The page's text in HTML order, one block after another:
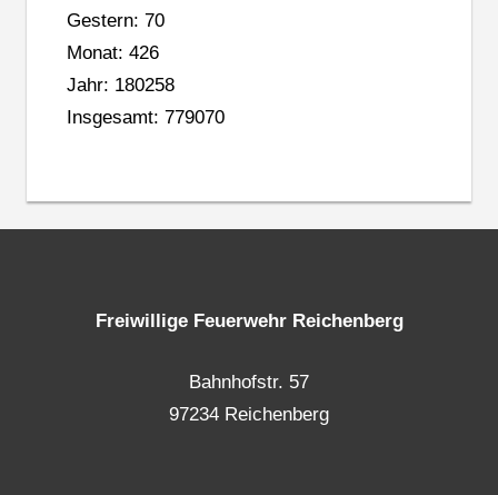
Gestern: 70
Monat: 426
Jahr: 180258
Insgesamt: 779070
Freiwillige Feuerwehr Reichenberg
Bahnhofstr. 57
97234 Reichenberg